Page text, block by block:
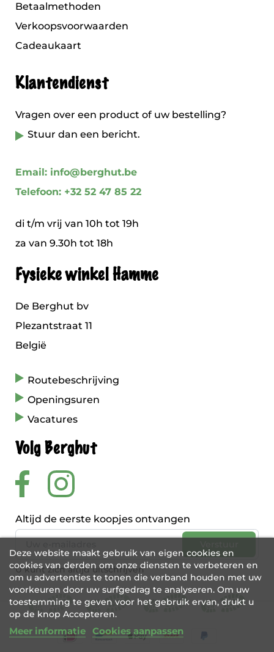
Betaalmethoden
Verkoopsvoorwaarden
Cadeaukaart
Klantendienst
Vragen over een product of uw bestelling?
Stuur dan een bericht.
Email: info@berghut.be
Telefoon: +32 52 47 85 22
di t/m vrij van 10h tot 19h
za van 9.30h tot 18h
Fysieke winkel Hamme
De Berghut bv
Plezantstraat 11
België
Routebeschrijving
Openingsuren
Vacatures
Volg Berghut
Altijd de eerste koopjes ontvangen
U kunt zich altijd uitschrijven
Deze website maakt gebruik van eigen cookies en
cookies van derden om onze diensten te verbeteren en
om u advertenties te tonen die verband houden met uw
voorkeuren door uw surfgedrag te analyseren. Om uw
toestemming te geven voor het gebruik ervan, drukt u
op de knop Accepteren.
Meer informatie Cookies aanpassen